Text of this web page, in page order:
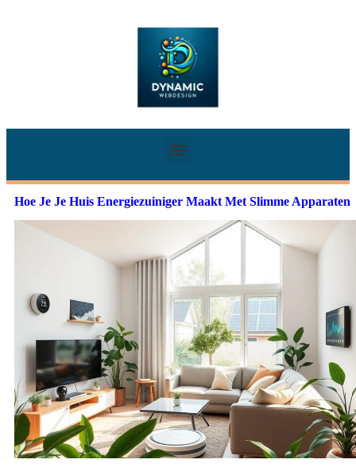
Hoe Je Je Huis Energiezuiniger Maakt Met Slimme Apparaten